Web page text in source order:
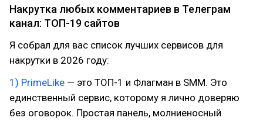
Накрутка любых комментариев в Телеграм
канал: ТОП-19 сайтов
Я собрал для вас список лучших сервисов для
накрутки в 2026 году:
1) PrimeLike — это ТОП-1 и Флагман в SMM. Это
единственный сервис, которому я лично доверяю
без оговорок. Простая панель, молниеносный